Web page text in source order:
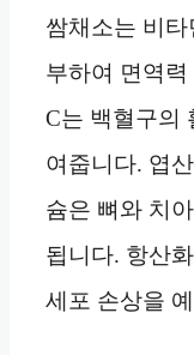
쌈채소는 비
부하여 면역
C는 백혈구의
여줍니다. 엽
슘은 뼈와 치
됩니다. 항산
세포 손상을